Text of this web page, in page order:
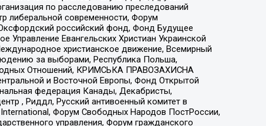
по расследованию преследований
либеральной современности, Форум
российский фонд, Фонд Будущее
Евангельских Христиан Украинской
христианское движение, Всемирный
за выборами, Республика Польша,
Отношений, КРИМСЬКА ПРАВОЗАХИСНА
и Восточной Европы, Фонд Открытой
федерация Канады, Декабристы,
, Риддл, Русский антивоенный комитет в
Форум Свободных Народов ПостРоссии,
управления, Форум гражданского